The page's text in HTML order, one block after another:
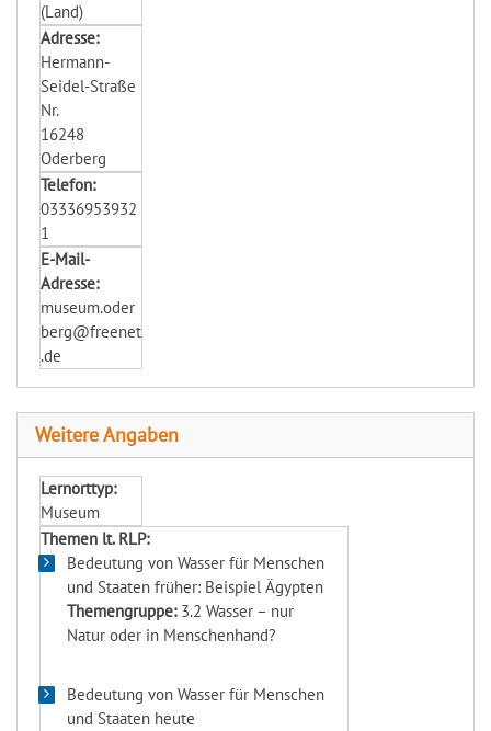
(Land)
Adresse:
Hermann-
Seidel-Straße
Nr.
16248
Oderberg
Telefon:
03336953932
1
E-Mail-
Adresse:
museum.oder
berg@freenet
.de
Weitere Angaben
Lernorttyp:
Museum
Themen lt. RLP:
Bedeutung von Wasser für Menschen
und Staaten früher: Beispiel Ägypten
Themengruppe: 3.2 Wasser – nur
Natur oder in Menschenhand?
Bedeutung von Wasser für Menschen
und Staaten heute